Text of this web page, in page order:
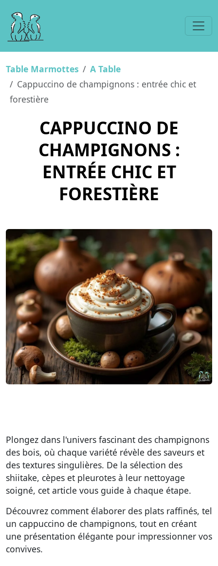
Table Marmottes
A Table
Cappuccino de champignons : entrée chic et
forestière
CAPPUCCINO DE
CHAMPIGNONS :
ENTRÉE CHIC ET
FORESTIÈRE
Plongez dans l'univers fascinant des champignons
des bois, où chaque variété révèle des saveurs et
des textures singulières. De la sélection des
shiitake, cèpes et pleurotes à leur nettoyage
soigné, cet article vous guide à chaque étape.
Découvrez comment élaborer des plats raffinés, tel
un cappuccino de champignons, tout en créant
une présentation élégante pour impressionner vos
convives.